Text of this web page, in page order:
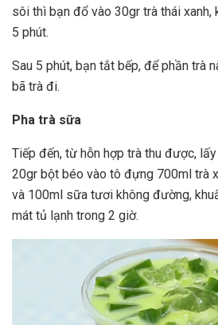
sôi thì bạn đổ vào 30gr trà thái xanh,
5 phút.
Sau 5 phút, bạn tắt bếp, để phần trà
bã trà đi.
Pha trà sữa
Tiếp đến, từ hỗn hợp trà thu được,
20gr bột béo vào tô đựng 700ml trà
và 100ml sữa tươi không đường,
mát tủ lạnh trong 2 giờ.